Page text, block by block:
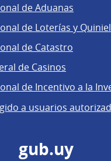
de Aduanas
de Loterías y
de Catastro
de Casinos
de Incentivo a la
a usuarios
gub.uy